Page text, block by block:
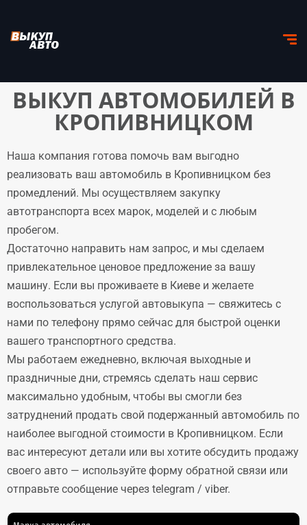
ВЫКУП АВТОМОБИЛЕЙ В
КРОПИВНИЦКОМ
Наша компания готова помочь вам выгодно
реализовать ваш автомобиль в Кропивницком без
промедлений. Мы осуществляем закупку
автотранспорта всех марок, моделей и с любым
пробегом.
Достаточно направить нам запрос, и мы сделаем
привлекательное ценовое предложение за вашу
машину. Если вы проживаете в Киеве и желаете
воспользоваться услугой автовыкупа — свяжитесь с
нами по телефону прямо сейчас для быстрой оценки
вашего транспортного средства.
Мы работаем ежедневно, включая выходные и
праздничные дни, стремясь сделать наш сервис
максимально удобным, чтобы вы смогли без
затруднений продать свой подержанный автомобиль по
наиболее выгодной стоимости в Кропивницком. Если
вас интересуют детали или вы хотите обсудить продажу
своего авто — используйте форму обратной связи или
отправьте сообщение через telegram / viber.